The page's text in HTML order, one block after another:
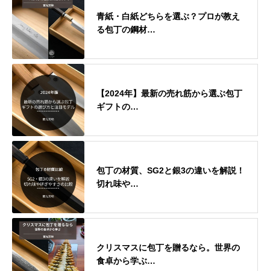
青紙・白紙どちらを選ぶ？プロが教え
る包丁の鋼材…
【2024年】最新の売れ筋から選ぶ包丁
ギフトの…
包丁の材質、SG2と銀3の違いを解説！
切れ味や…
クリスマスに包丁を贈るなら。世界の
食卓から学ぶ…